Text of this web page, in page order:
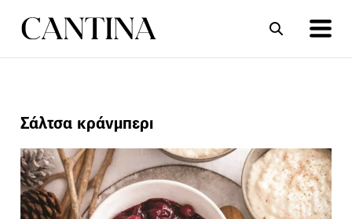
ΣΥΝΤΑΓΕΣ
Σάλτσα κράνμπερι